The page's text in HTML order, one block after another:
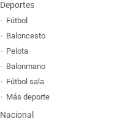
Deportes
Fútbol
Baloncesto
Pelota
Balonmano
Fútbol sala
Más deporte
Nacional